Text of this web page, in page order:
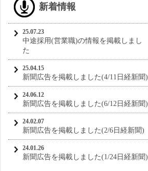
新着情報
25.07.23
中途採用(営業職)の情報を掲載しまし
た
25.04.15
新聞広告を掲載しました(4/11日経新聞)
24.06.12
新聞広告を掲載しました(6/12日経新聞)
24.02.07
新聞広告を掲載しました(2/6日経新聞)
24.01.26
新聞広告を掲載しました(1/24日経新聞)